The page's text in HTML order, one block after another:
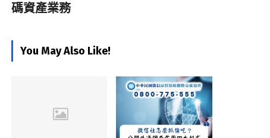
碼資產業務
You May Also Like!